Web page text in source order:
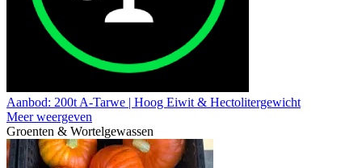
Aanbod: 200t A-Tarwe | Hoog Eiwit & Hectolitergewicht
Meer weergeven
Groenten & Wortelgewassen